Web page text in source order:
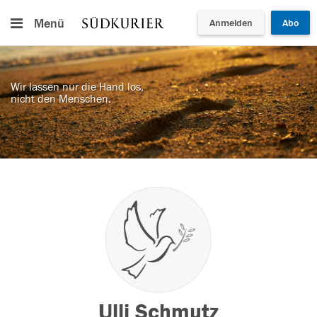
Menü Anmelden Abo
Wir lassen nur die Hand los,
nicht den Menschen.